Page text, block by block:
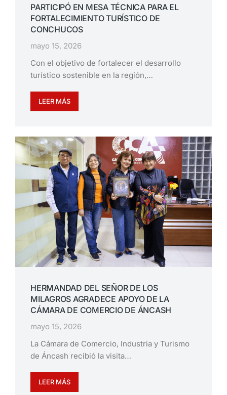
PARTICIPÓ EN MESA TÉCNICA PARA EL
FORTALECIMIENTO TURÍSTICO DE
CONCHUCOS
mayo 15, 2026
Con el objetivo de fortalecer el desarrollo
turístico sostenible en la región,…
LEER MÁS
HERMANDAD DEL SEÑOR DE LOS
MILAGROS AGRADECE APOYO DE LA
CÁMARA DE COMERCIO DE ÁNCASH
mayo 15, 2026
La Cámara de Comercio, Industria y Turismo
de Áncash recibió la visita…
LEER MÁS